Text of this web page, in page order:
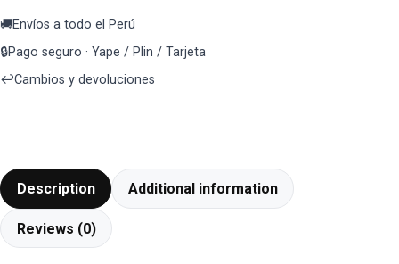
🚚Envíos a todo el Perú
🔒Pago seguro · Yape / Plin / Tarjeta
↩️Cambios y devoluciones
Description Additional information
Reviews (0)